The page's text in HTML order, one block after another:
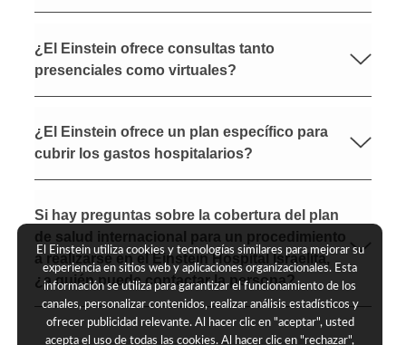
¿El Einstein ofrece consultas tanto
presenciales como virtuales?​
¿El Einstein ofrece un plan específico para
cubrir los gastos hospitalarios?
Si hay preguntas sobre la cobertura del plan
de salud internacional para un procedimiento
a realizarse en el Einstein Hospital Israelita,
¿a quién puede contactar la persona?
El Einstein utiliza cookies y tecnologías similares para mejorar su
experiencia en sitios web y aplicaciones organizacionales. Esta
información se utiliza para garantizar el funcionamiento de los
canales, personalizar contenidos, realizar análisis estadísticos y
ofrecer publicidad relevante. Al hacer clic en "aceptar", usted
acepta el uso de todas las cookies. Al hacer clic en "rechazar",